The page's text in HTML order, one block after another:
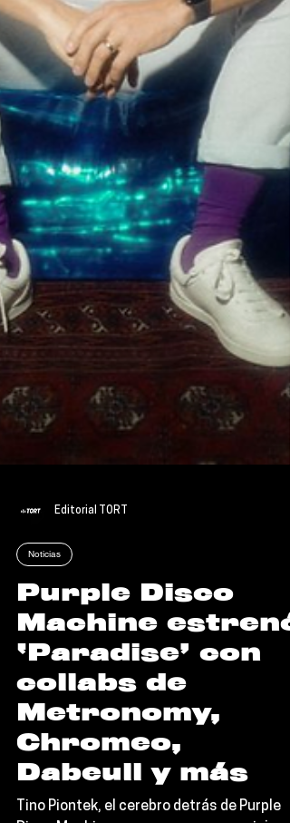
Editorial TORT
Noticias
Purple Disco
Machine estrenó
‘Paradise’ con
collabs de
Metronomy,
Chromeo,
Dabeull y más